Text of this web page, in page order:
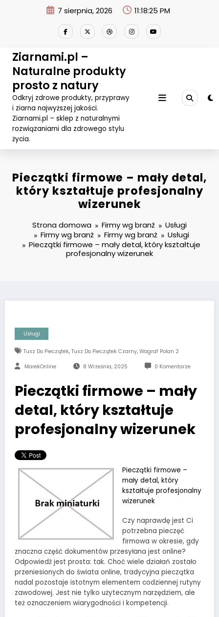
7 sierpnia, 2026 11:18:25 PM
Ziarnami.pl –
Naturalne produkty
prosto z natury
Odkryj zdrowe produkty, przyprawy
i ziarna najwyższej jakości.
Ziarnami.pl – sklep z naturalnymi
rozwiązaniami dla zdrowego stylu
życia.
Pieczątki firmowe – mały detal,
który kształtuje profesjonalny
wizerunek
Strona domowa Firmy wg branż
Usługi
Firmy wg branż
Firmy wg branż
Usługi
Pieczątki firmowe – mały detal, który kształtuje
profesjonalny wizerunek
Usługi
Tusz Do Pieczątek, Tusz Do Pieczątek Czarny, Wagraf Polan 2
MarekOnline 8 Września, 2025 0 Komentarze
Pieczątki firmowe – mały
detal, który kształtuje
profesjonalny wizerunek
Pieczątki firmowe –
mały detal, który
kształtuje profesjonalny
wizerunek
Czy naprawdę jest Ci
potrzebna pieczęć
firmowa w okresie, gdy
znaczna część dokumentów przesyłana jest online?
Odpowiedź jest prosta: tak. Choć wiele działań zostało
przeniesionych do świata online, tradycyjna pieczątka
nadal pozostaje istotnym elementem codziennej rutyny
zawodowej. Jest nie tylko użytecznym narzędziem, ale
też oznaczeniem wiarygodności i kompetencji.